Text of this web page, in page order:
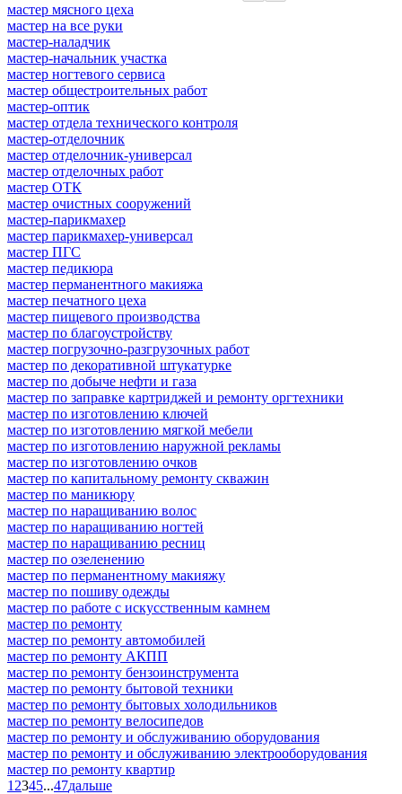
мастер мясного цеха
мастер на все руки
мастер-наладчик
мастер-начальник участка
мастер ногтевого сервиса
мастер общестроительных работ
мастер-оптик
мастер отдела технического контроля
мастер-отделочник
мастер отделочник-универсал
мастер отделочных работ
мастер ОТК
мастер очистных сооружений
мастер-парикмахер
мастер парикмахер-универсал
мастер ПГС
мастер педикюра
мастер перманентного макияжа
мастер печатного цеха
мастер пищевого производства
мастер по благоустройству
мастер погрузочно-разгрузочных работ
мастер по декоративной штукатурке
мастер по добыче нефти и газа
мастер по заправке картриджей и ремонту оргтехники
мастер по изготовлению ключей
мастер по изготовлению мягкой мебели
мастер по изготовлению наружной рекламы
мастер по изготовлению очков
мастер по капитальному ремонту скважин
мастер по маникюру
мастер по наращиванию волос
мастер по наращиванию ногтей
мастер по наращиванию ресниц
мастер по озеленению
мастер по перманентному макияжу
мастер по пошиву одежды
мастер по работе с искусственным камнем
мастер по ремонту
мастер по ремонту автомобилей
мастер по ремонту АКПП
мастер по ремонту бензоинструмента
мастер по ремонту бытовой техники
мастер по ремонту бытовых холодильников
мастер по ремонту велосипедов
мастер по ремонту и обслуживанию оборудования
мастер по ремонту и обслуживанию электрооборудования
мастер по ремонту квартир
1 2345...47дальше